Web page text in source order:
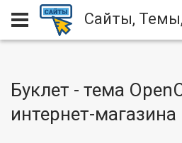
Сайты,
Буклет - тема
интернет-магазина